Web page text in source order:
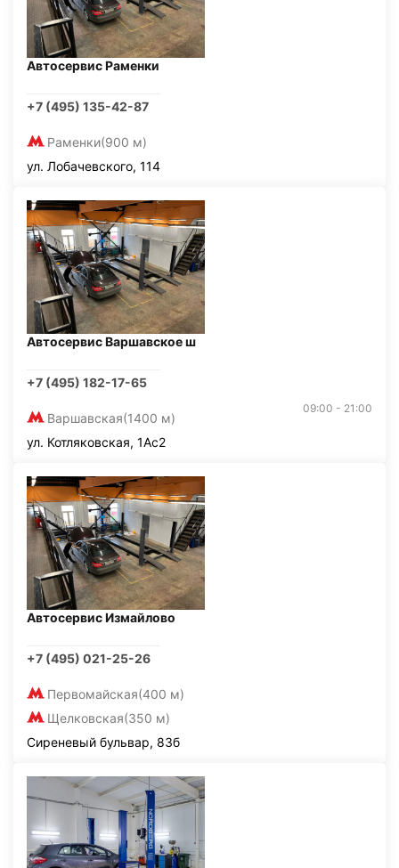
Автосервис Раменки
+7 (495) 135-42-87
Раменки(900 м)
ул. Лобачевского, 114
Автосервис Варшавское ш
+7 (495) 182-17-65
Варшавская(1400 м)
09:00 - 21:00
ул. Котляковская, 1Ас2
Автосервис Измайлово
+7 (495) 021-25-26
Первомайская(400 м)
Щелковская(350 м)
Сиреневый бульвар, 83б